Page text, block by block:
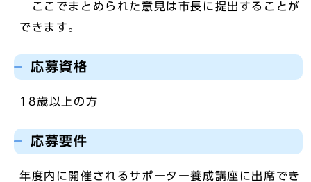
ここでまとめられた意見は市長に提出することが
できます。
応募資格
18歳以上の方
応募要件
年度内に開催されるサポーター養成講座に出席でき